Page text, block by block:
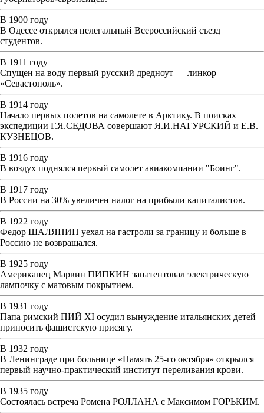
В 1900 году
В Одессе открылся нелегальный Всероссийский съезд
студентов.
В 1911 году
Спущен на воду первый русский дредноут — линкор
«Севастополь».
В 1914 году
Начало первых полетов на самолете в Арктику. В поисках
экспедиции Г.Я.СЕДОВА совершают Я.И.НАГУРСКИЙ и Е.В.
КУЗНЕЦОВ.
В 1916 году
В воздух поднялся первый самолет авиакомпании "Боинг".
В 1917 году
В России на 30% увеличен налог на прибыли капиталистов.
В 1922 году
Федор ШАЛЯПИН уехал на гастроли за границу и больше в
Россию не возвращался.
В 1925 году
Американец Марвин ПИПКИН запатентовал электрическую
лампочку с матовым покрытием.
В 1931 году
Папа римский ПИЙ XI осудил вынуждение итальянских детей
приносить фашистскую присягу.
В 1932 году
В Ленинграде при больнице «Память 25-го октября» открылся
первый научно-практический институт переливания крови.
В 1935 году
Состоялась встреча Ромена РОЛЛАНА с Максимом ГОРЬКИМ.